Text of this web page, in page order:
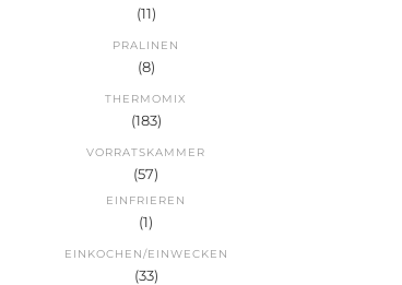
(11)
PRALINEN
(8)
THERMOMIX
(183)
VORRATSKAMMER
(57)
EINFRIEREN
(1)
EINKOCHEN/EINWECKEN
(33)